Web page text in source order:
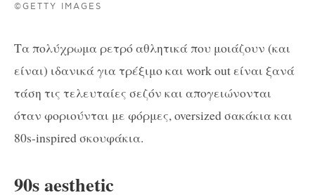
©GETTY IMAGES
Τα πολύχρωμα ρετρό αθλητικά που μοιάζουν (και
είναι) ιδανικά για τρέξιμο και work out είναι ξανά
τάση τις τελευταίες σεζόν και απογειώνονται
όταν φοριούνται με φόρμες, oversized σακάκια και
80s-inspired σκουφάκια.
90s aesthetic